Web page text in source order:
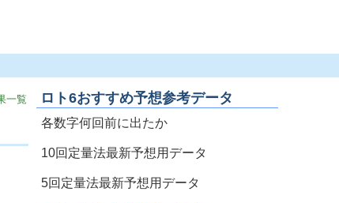
一覧 ロト6おすすめ予想参考データ
各数字何回前に出たか
10回定量法最新予想用データ
5回定量法最新予想用データ